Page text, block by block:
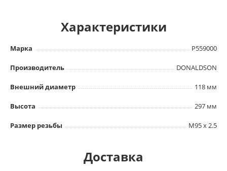
Характеристики
Марка P559000
Производитель DONALDSON
Внешний диаметр 118 мм
Высота 297 мм
Размер резьбы M95 x 2.5
Доставка